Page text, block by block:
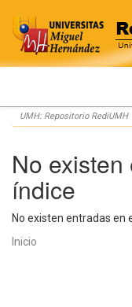
Skip
navigation
UMH: Repositorio RediUMH
No
índice
No existen entradas en
Inicio